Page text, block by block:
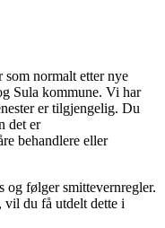
normalt etter nye
Sula kommune. Vi har
er tilgjengelig. Du
det er
behandlere eller
og følger smittevernregler.
vil du få utdelt dette i